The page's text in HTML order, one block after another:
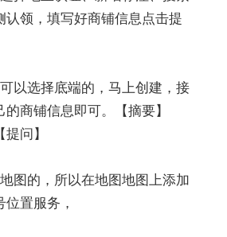
领，填写好商铺信息点击提
以选择底端的，马上创建，接
商铺信息即可。【摘要】
问】
图的，所以在地图地图上添加
置服务，